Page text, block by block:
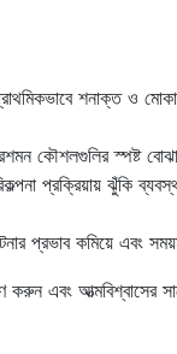
শনাক্ত ও
কৌশলগুলির স্পষ্ট
প্রক্রিয়ায় ঝুঁকি
প্রভাব কমিয়ে এবং
এবং আত্মবিশ্বাসের